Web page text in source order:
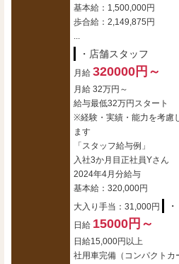
基本給：1,500,000円
歩合給：2,149,875円
...
・店舗スタッフ
月給 320000円～
月給 32万円～
給与最低32万円スタート
※経験・実績・能力を考慮
ます
「スタッフ給与例」
入社3か月目正社員Yさん
2024年4月分給与
基本給：320,000円
大入り手当：31,000円
日給 15000円～
日給15,000円以上
社用車完備（コンパクトカ